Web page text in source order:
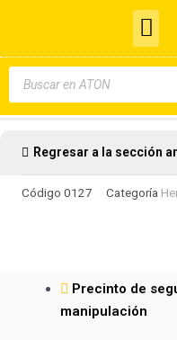
contenido
Búsqueda
de
productos
Regresar a la sección
Código 0127 Categoría
Precinto de
manipulación